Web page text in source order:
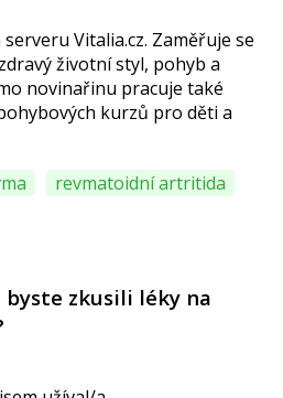
Vitalia.cz. Zaměřuje se
životní styl, pohyb a
novinařinu pracuje také
kurzů pro děti a
revmatoidní artritida
zkusili léky na